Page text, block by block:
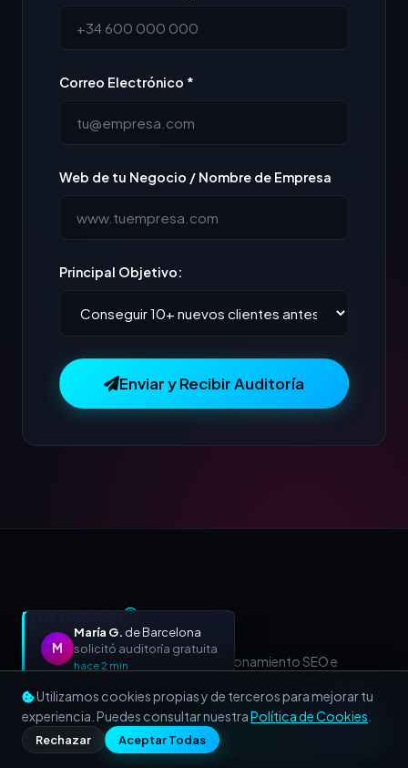
Correo Electrónico *
Web de tu Negocio / Nombre de Empresa
Principal Objetivo:
Enviar y Recibir Auditoría
BEOFFONⓇ
Agencia de Marketing Digital, Posicionamiento SEO e
años acelerando negocios a nivel nacional e internacional.
Utilizamos cookies propias y de terceros para mejorar tu
experiencia. Puedes consultar nuestraPolítica de Cookies
Rechazar Aceptar Todas
M
María G. de Barcelona
solicitó auditoría gratuita
hace 2 min
Llamar